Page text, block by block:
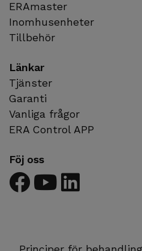
ERAmaster
Inomhusenheter
Tillbehör
Länkar
Tjänster
Garanti
Vanliga frågor
ERA Control APP
Föj oss
cz